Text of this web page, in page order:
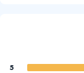
5